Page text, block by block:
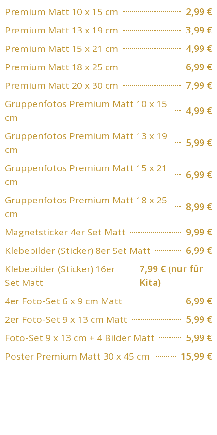
Premium Matt 10 x 15 cm
2,99 €
Premium Matt 13 x 19 cm
3,99 €
Premium Matt 15 x 21 cm
4,99 €
Premium Matt 18 x 25 cm
6,99 €
Premium Matt 20 x 30 cm
7,99 €
Gruppenfotos Premium Matt 10 x 15
cm
4,99 €
Gruppenfotos Premium Matt 13 x 19
cm
5,99 €
Gruppenfotos Premium Matt 15 x 21
cm
6,99 €
Gruppenfotos Premium Matt 18 x 25
cm
8,99 €
Magnetsticker 4er Set Matt
9,99 €
Klebebilder (Sticker) 8er Set Matt
6,99 €
Klebebilder (Sticker) 16er
Set Matt
7,99 € (nur für
Kita)
4er Foto-Set 6 x 9 cm Matt
6,99 €
2er Foto-Set 9 x 13 cm Matt
5,99 €
Foto-Set 9 x 13 cm + 4 Bilder Matt
5,99 €
Poster Premium Matt 30 x 45 cm
15,99 €